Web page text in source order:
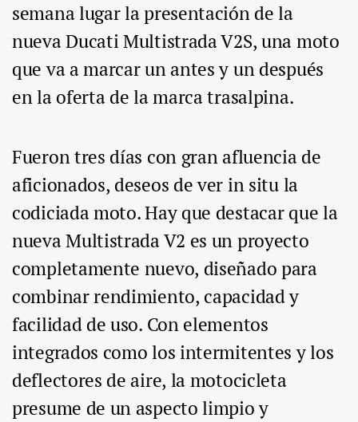
semana lugar la presentación de la
nueva Ducati Multistrada V2S, una moto
que va a marcar un antes y un después
en la oferta de la marca trasalpina.
Fueron tres días con gran afluencia de
aficionados, deseos de ver in situ la
codiciada moto. Hay que destacar que la
nueva Multistrada V2 es un proyecto
completamente nuevo, diseñado para
combinar rendimiento, capacidad y
facilidad de uso. Con elementos
integrados como los intermitentes y los
deflectores de aire, la motocicleta
presume de un aspecto limpio y